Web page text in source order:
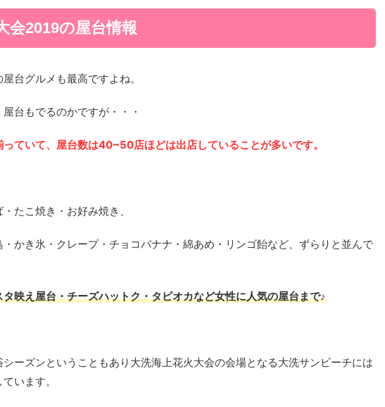
会2019の屋台情報
台グルメも最高ですよね。
台もでるのかですが・・・
ていて、屋台数は40~50店ほどは出店していることが多いです。
たこ焼き・お好み焼き、
かき氷・クレープ・チョコバナナ・綿あめ・リンゴ飴など、ずらりと並んで
映え屋台・チーズハットク・タピオカなど女性に人気の屋台まで♪
ーズンということもあり大洗海上花火大会の会場となる大洗サンビーチには
います。